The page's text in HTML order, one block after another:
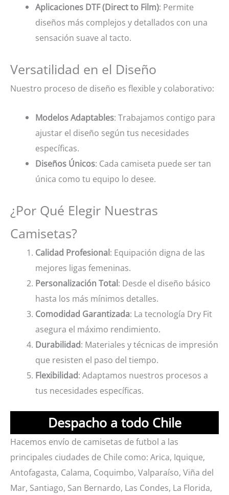
Aplicaciones DTF (Direct to Film): Permite
diseños más complejos y detallados con una
sensación suave al tacto.
Versatilidad en el Diseño
Nuestro proceso de diseño es flexible y colaborativo:
Modelos Adaptables: Trabajamos contigo para
ajustar el diseño según tus necesidades
específicas.
Diseños Únicos: Cada camiseta puede ser tan
única como tu equipo lo desee.
¿Por Qué Elegir Nuestras
Camisetas?
Calidad Profesional: Equipación digna de las
mejores ligas femeninas.
Personalización Total: Desde el diseño básico
hasta los más mínimos detalles.
Comodidad Garantizada: La tecnología Dry Fit
asegura el máximo rendimiento.
Durabilidad: Materiales y técnicas de impresión
que resisten el paso del tiempo.
Flexibilidad: Adaptamos nuestros procesos a
tus necesidades específicas.
Despacho a todo Chile
Hacemos envío de camisetas de futbol a las
principales ciudades de Chile como: Arica, Iquique,
Antofagasta, Calama, Coquimbo, Valparaíso, Viña del
Mar, Santiago, San Bernardo, Las Condes, La Florida,